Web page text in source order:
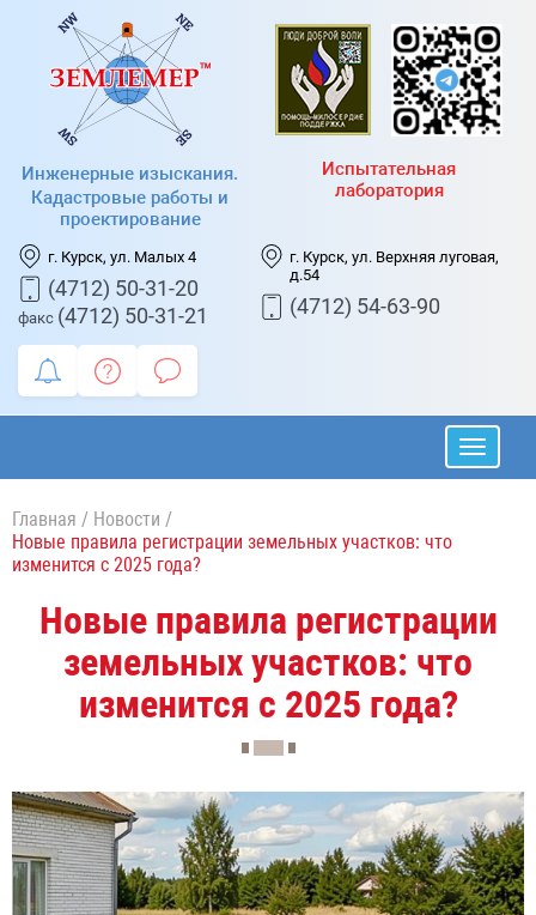
Инженерные изыскания.
Кадастровые работы и
проектирование
г. Курск, ул. Малых 4
(4712) 50-31-20
факс (4712) 50-31-21
Испытательная
лаборатория
г. Курск, ул. Верхняя луговая,
д.54
(4712) 54-63-90
Главная / Новости /
Новые правила регистрации земельных участков: что
изменится с 2025 года?
Новые правила регистрации
земельных участков: что
изменится с 2025 года?